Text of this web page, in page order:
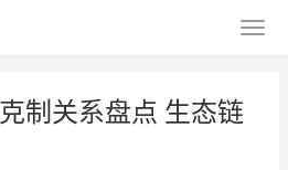
制关系盘点 生态链